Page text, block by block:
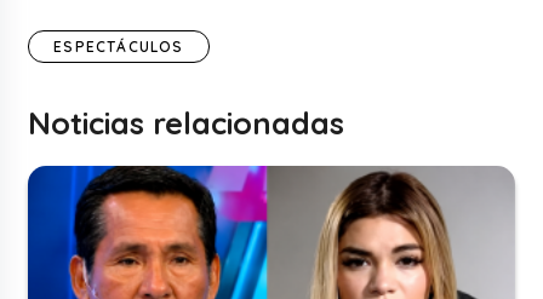
ESPECTÁCULOS
Noticias relacionadas